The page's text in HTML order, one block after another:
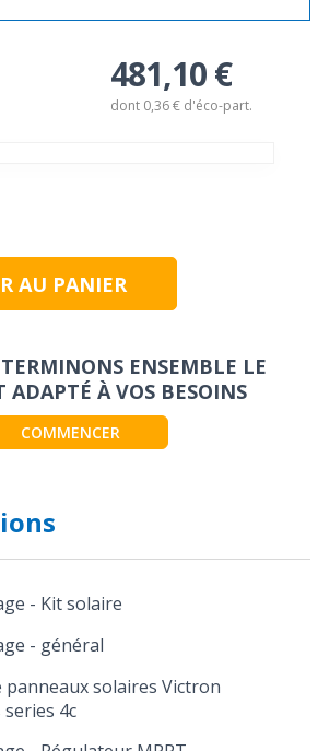
481,10 €
dont 0,36 €d'éco-part.
ENSEMBLE LE
ADAPTÉ À VOS BESOINS
COMMENCER
- Kit solaire
- général
panneaux solaires Victron
4c